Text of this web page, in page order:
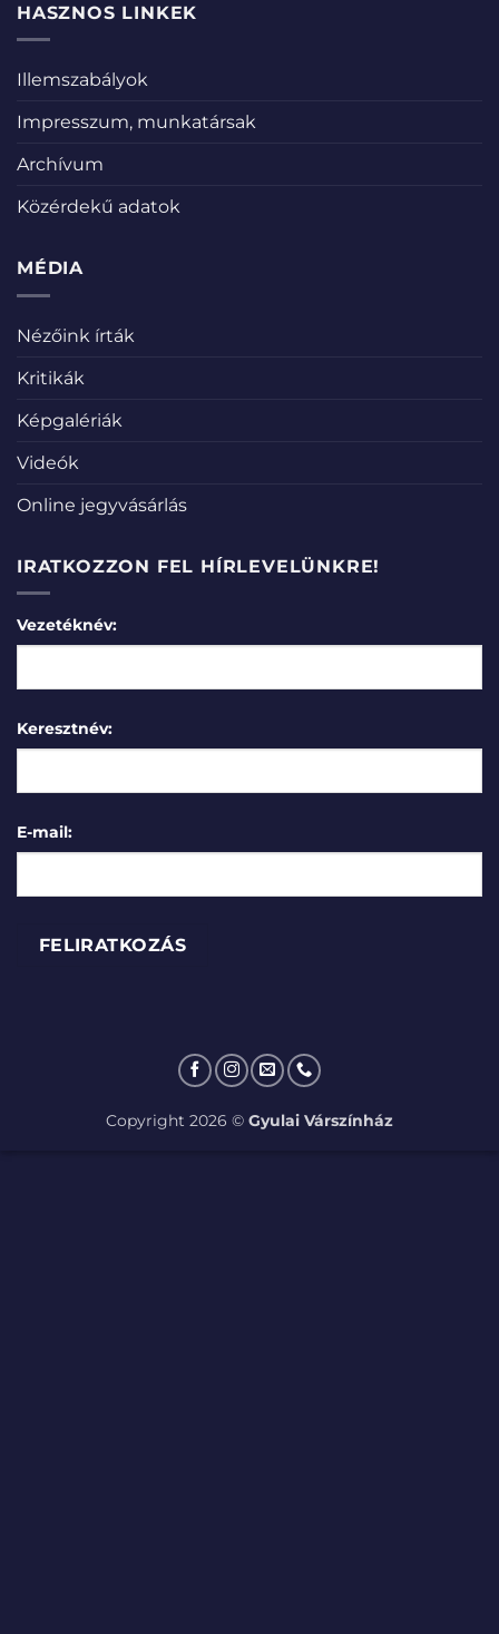
HASZNOS LINKEK
Illemszabályok
Impresszum, munkatársak
Archívum
Közérdekű adatok
MÉDIA
Nézőink írták
Kritikák
Képgalériák
Videók
Online jegyvásárlás
IRATKOZZON FEL HÍRLEVELÜNKRE!
Vezetéknév:
Keresztnév:
E-mail:
Copyright 2026 © Gyulai Várszínház